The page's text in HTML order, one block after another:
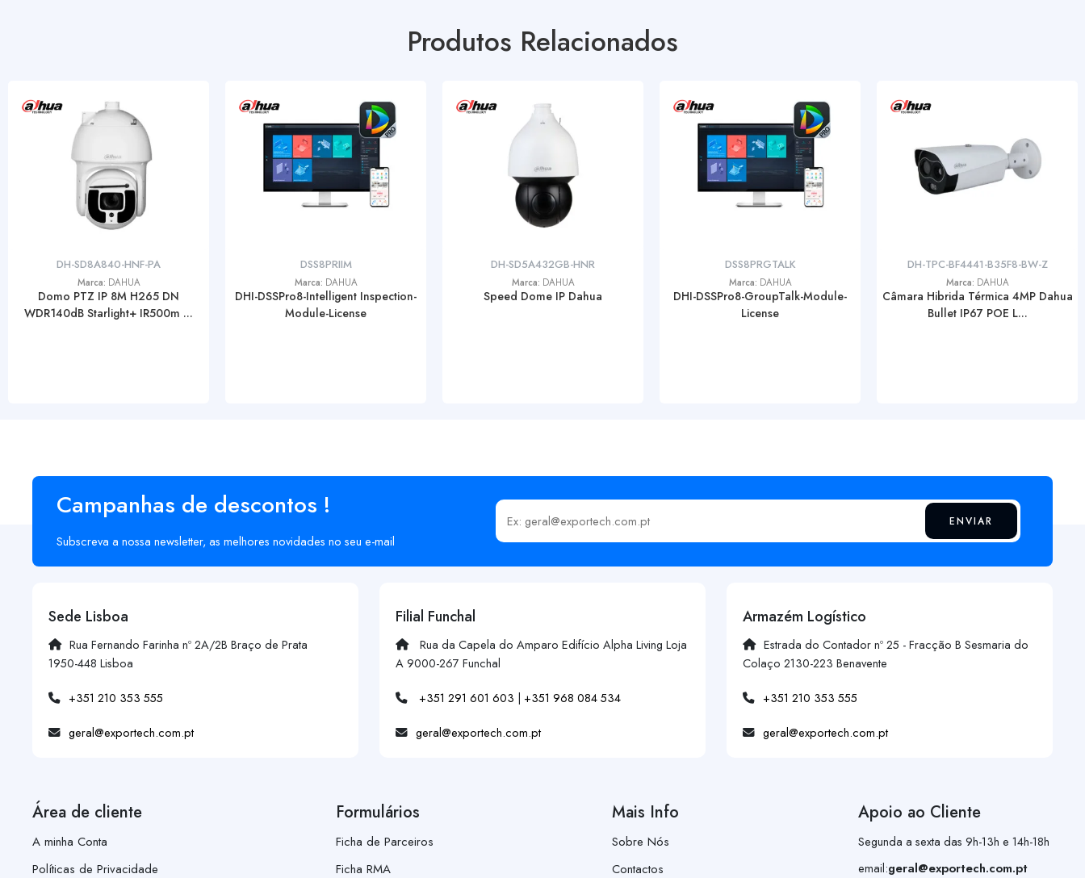
Produtos Relacionados
DH-SD8A840-HNF-PA
Marca: DAHUA
Domo PTZ IP 8M H265 DN
WDR140dB Starlight+ IR500m ...
DSS8PRIIM
Marca: DAHUA
DHI-DSSPro8-Intelligent Inspection-
Module-License
DH-SD5A432GB-HNR
Marca: DAHUA
Speed Dome IP Dahua
DSS8PRGTALK
Marca: DAHUA
DHI-DSSPro8-GroupTalk-Module-
License
DH-TPC-BF4441-B35F8-BW-Z
Marca: DAHUA
Câmara Hibrida Térmica 4MP Dahua
Bullet IP67 POE L...
Campanhas de descontos !
Subscreva a nossa newsletter, as melhores novidades no seu e-mail
Insira o seu email ENVIAR
Sede Lisboa
Rua Fernando Farinha nº 2A/2B Braço de Prata
1950-448 Lisboa
+351 210 353 555
geral@exportech.com.pt
Filial Funchal
Rua da Capela do Amparo Edifício Alpha Living Loja
A 9000-267 Funchal
+351 291 601 603 | +351 968 084 534
geral@exportech.com.pt
Armazém Logístico
Estrada do Contador nº 25 - Fracção B Sesmaria do
Colaço 2130-223 Benavente
+351 210 353 555
geral@exportech.com.pt
Área de cliente
A minha Conta
Políticas de Privacidade
Formulários
Ficha de Parceiros
Ficha RMA
Mais Info
Sobre Nós
Contactos
Apoio ao Cliente
Segunda a sexta das 9h-13h e 14h-18h
email:geral@exportech.com.pt